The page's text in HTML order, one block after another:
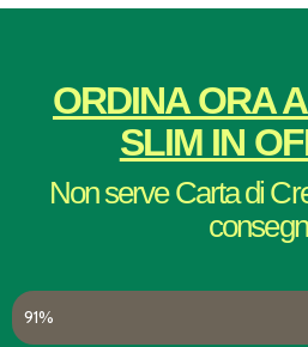
ORDINA ORA
SLIM IN
Non serve Carta di
Esaurimento Scorte in Magazzino
91%